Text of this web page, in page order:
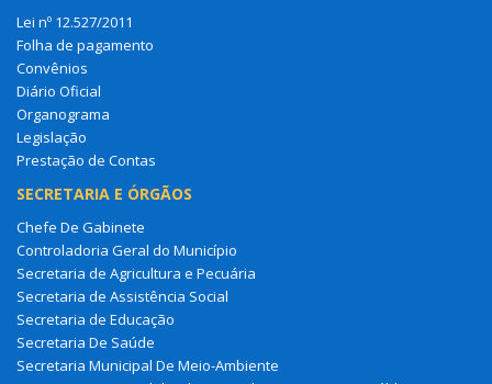
Lei nº 12.527/2011
Folha de pagamento
Convênios
Diário Oficial
Organograma
Legislação
Prestação de Contas
SECRETARIA E ÓRGÃOS
Chefe De Gabinete
Controladoria Geral do Município
Secretaria de Agricultura e Pecuária
Secretaria de Assistência Social
Secretaria de Educação
Secretaria De Saúde
Secretaria Municipal De Meio-Ambiente